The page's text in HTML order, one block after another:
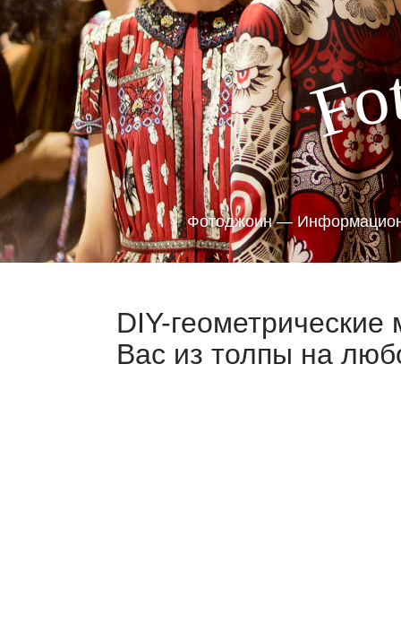
Fo
Фотоджоин —
DIY-
Вас из толпы на